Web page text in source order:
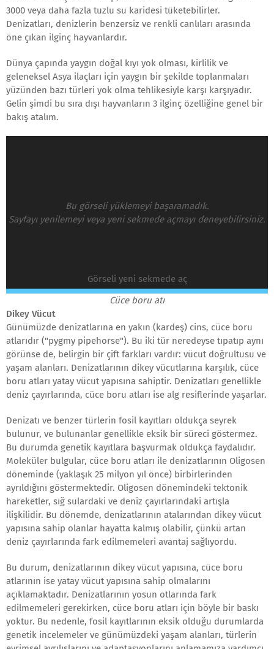
3000 veya daha fazla tuzlu su karidesi tüketebilirler.
Denizatları, denizlerin benzersiz ve renkli canlıları arasında
öne çıkan ilginç hayvanlardır.
Dünya çapında yaygın doğal kıyı yok olması, kirlilik ve
geleneksel Asya ilaçları için yaygın bir şekilde toplanmaları
yüzünden bazı türleri yok olma tehlikesiyle karşı karşıyadır.
Gelin şimdi bu sıra dışı hayvanların 3 ilginç özelliğine genel bir
bakış atalım.
Bu görseli yüklemeyi başaramadık.
Sayfayı yenilemeyi veya yeni sekmede açmayı deneyebilirsiniz.
Görseli yeni sekmede aç
Cüce boru atı
Dikey Vücut
Günümüzde denizatlarına en yakın (kardeş) cins, cüce boru
atlarıdır ("pygmy pipehorse"). Bu iki tür neredeyse tıpatıp aynı
görünse de, belirgin bir çift farkları vardır: vücut doğrultusu ve
yaşam alanları. Denizatlarının dikey vücutlarına karşılık, cüce
boru atları yatay vücut yapısına sahiptir. Denizatları genellikle
deniz çayırlarında, cüce boru atları ise alg resiflerinde yaşarlar.
Denizatı ve benzer türlerin fosil kayıtları oldukça seyrek
bulunur, ve bulunanlar genellikle eksik bir süreci göstermez.
Bu durumda genetik kayıtlara başvurmak oldukça faydalıdır.
Moleküler bulgular, cüce boru atları ile denizatlarının Oligosen
döneminde (yaklaşık 25 milyon yıl önce) birbirlerinden
ayrıldığını göstermektedir. Oligosen dönemindeki tektonik
hareketler, sığ sulardaki ve deniz çayırlarındaki artışla
ilişkilidir. Bu dönemde, denizatlarının atalarından dikey vücut
yapısına sahip olanlar hayatta kalmış olabilir, çünkü artan
deniz çayırlarında fark edilmemeleri avantaj sağlıyordu.
Bu durum, denizatlarının dikey vücut yapısına, cüce boru
atlarının ise yatay vücut yapısına sahip olmalarını
açıklamaktadır. Denizatlarının yosun otlarında fark
edilmemeleri gerekirken, cüce boru atları için böyle bir baskı
yoktur. Bu nedenle, fosil kayıtlarının eksik olduğu durumlarda
genetik incelemeler ve günümüzdeki yaşam alanları, türlerin